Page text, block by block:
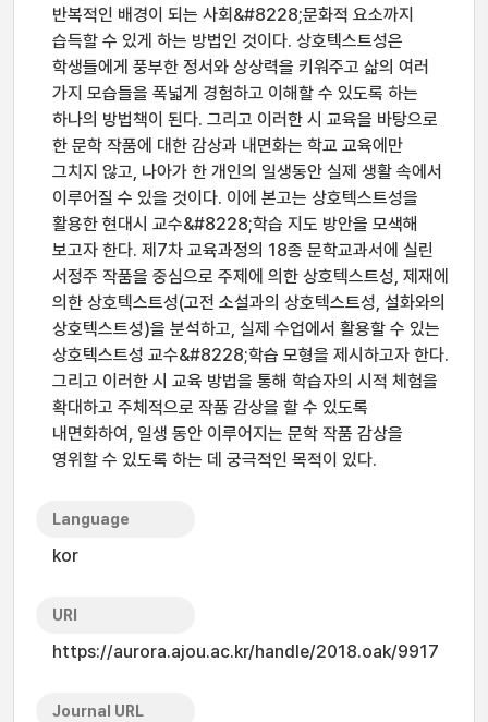
반복적인 배경이 되는 사회&#8228;문화적 요소까지
습득할 수 있게 하는 방법인 것이다. 상호텍스트성은
학생들에게 풍부한 정서와 상상력을 키워주고 삶의 여러
가지 모습들을 폭넓게 경험하고 이해할 수 있도록 하는
하나의 방법책이 된다. 그리고 이러한 시 교육을 바탕으로
한 문학 작품에 대한 감상과 내면화는 학교 교육에만
그치지 않고, 나아가 한 개인의 일생동안 실제 생활 속에서
이루어질 수 있을 것이다. 이에 본고는 상호텍스트성을
활용한 현대시 교수&#8228;학습 지도 방안을 모색해
보고자 한다. 제7차 교육과정의 18종 문학교과서에 실린
서정주 작품을 중심으로 주제에 의한 상호텍스트성, 제재에
의한 상호텍스트성(고전 소설과의 상호텍스트성, 설화와의
상호텍스트성)을 분석하고, 실제 수업에서 활용할 수 있는
상호텍스트성 교수&#8228;학습 모형을 제시하고자 한다.
그리고 이러한 시 교육 방법을 통해 학습자의 시적 체험을
확대하고 주체적으로 작품 감상을 할 수 있도록
내면화하여, 일생 동안 이루어지는 문학 작품 감상을
영위할 수 있도록 하는 데 궁극적인 목적이 있다.
Language
kor
URI
https://aurora.ajou.ac.kr/handle/2018.oak/9917
Journal URL